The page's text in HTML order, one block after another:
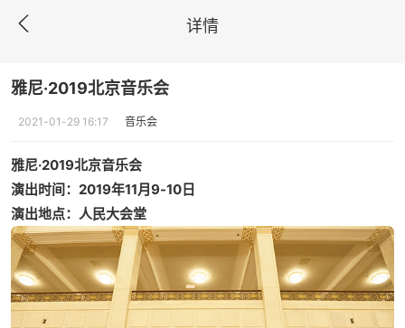
详情
雅尼·2019北京音乐会
2021-01-29 16:17 音乐会
雅尼·2019北京音乐会
演出时间：2019年11月9-10日
演出地点：人民大会堂